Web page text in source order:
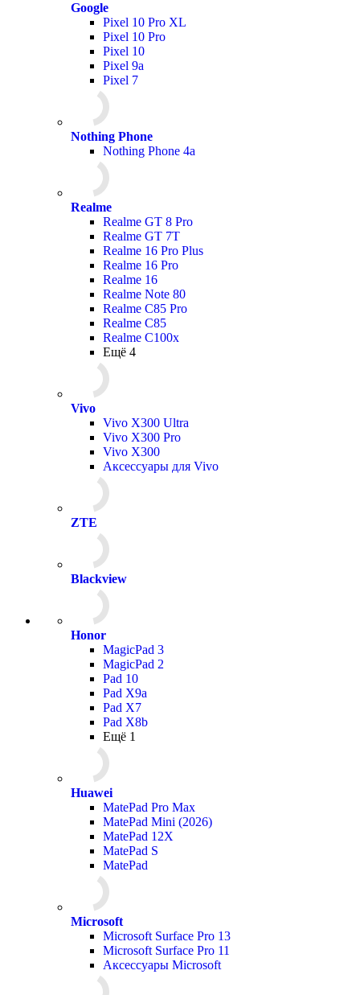
Google
Pixel 10 Pro XL
Pixel 10 Pro
Pixel 10
Pixel 9a
Pixel 7
Nothing Phone
Nothing Phone 4a
Realme
Realme GT 8 Pro
Realme GT 7T
Realme 16 Pro Plus
Realme 16 Pro
Realme 16
Realme Note 80
Realme C85 Pro
Realme C85
Realme C100x
Ещё 4
Vivo
Vivo X300 Ultra
Vivo X300 Pro
Vivo X300
Аксессуары для Vivo
ZTE
Blackview
Honor
MagicPad 3
MagicPad 2
Pad 10
Pad X9a
Pad X7
Pad X8b
Ещё 1
Huawei
MatePad Pro Max
MatePad Mini (2026)
MatePad 12X
MatePad S
MatePad
Microsoft
Microsoft Surface Pro 13
Microsoft Surface Pro 11
Аксессуары Microsoft